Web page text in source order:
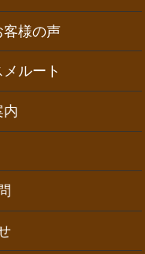
客様の声
ルート
内